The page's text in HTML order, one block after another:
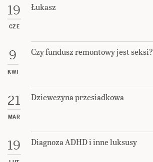
19
CZE
Łukasz
9
KWI
Czy fundusz remontowy jest seksi?
21
MAR
Dziewczyna przesiadkowa
19 Diagnoza ADHD i inne luksusy